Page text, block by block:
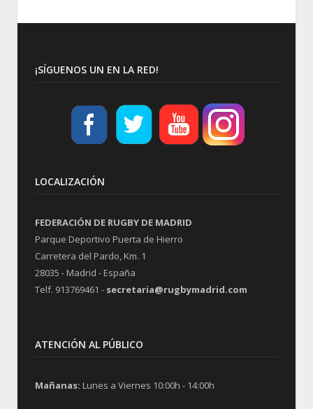
¡SÍGUENOS UN EN LA RED!
LOCALIZACIÓN
FEDERACIÓN DE RUGBY DE MADRID
Parque Deportivo Puerta de Hierro
Carretera del Pardo, Km. 1
28035 - Madrid - España
Telf. 913769461 - secretaria@rugbymadrid.com
ATENCIÓN AL PÚBLICO
Mañanas: Lunes a Viernes 10:00h - 14:00h